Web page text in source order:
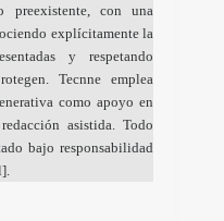
con una
explícitamente la
y respetando
Tecnne emplea
como apoyo en
asistida. Todo
bajo responsabilidad
].